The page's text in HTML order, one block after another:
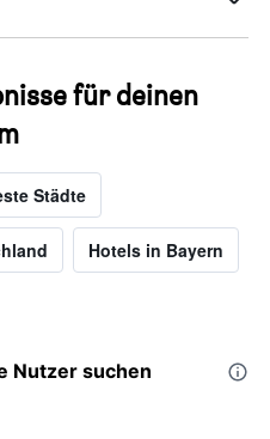
für deinen
Städte
Hotels in Bayern
Nutzer suchen